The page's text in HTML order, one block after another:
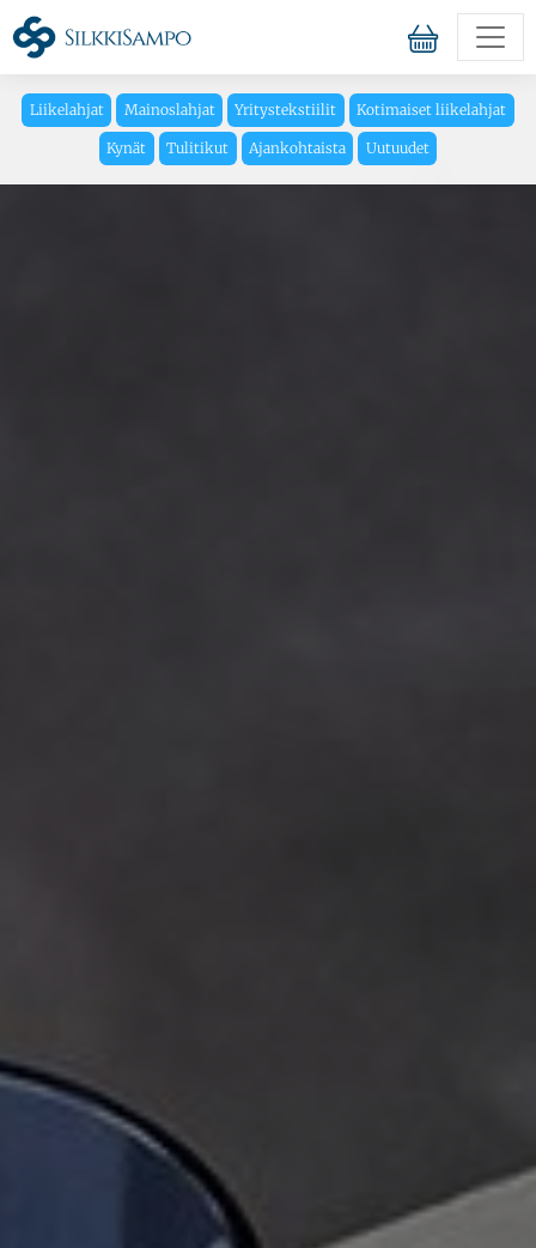
Liikelahjat Mainoslahjat Yritystekstiilit Kotimaiset liikelahjat
Kynät Tulitikut Ajankohtaista Uutuudet